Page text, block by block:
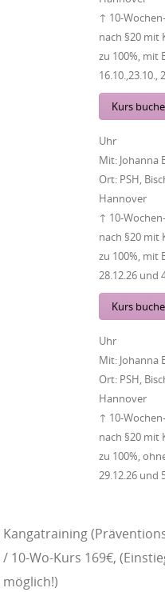
↑ 10-
nach §20 mit
zu 100%, mit
16.10.,23.10.,
Kurs
Uhr
Mit: Johanna
Ort: PSH,
Hannover
↑ 10-
nach §20 mit
zu 100%, mit
28.12.26 und
Kurs
Uhr
Mit: Johanna
Ort: PSH,
Hannover
↑ 10-
nach §20 mit
zu 100%,
29.12.26 und
Kangatraining
/ 10-Wo-Kurs 169€,
möglich!)